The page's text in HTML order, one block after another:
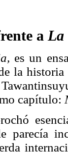
aLa
es un
la
capítulo:
parecía